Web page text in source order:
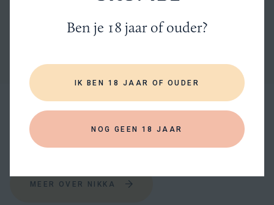
specificaties
TOON MEER SPECIFICATIES
BATCH / LOT
AANTAL FLESSEN WERELDWIJD
Nikka
MEER OVER NIKKA
Ben je 18 jaar of ouder?
IK BEN 18 JAAR OF OUDER
NOG GEEN 18 JAAR